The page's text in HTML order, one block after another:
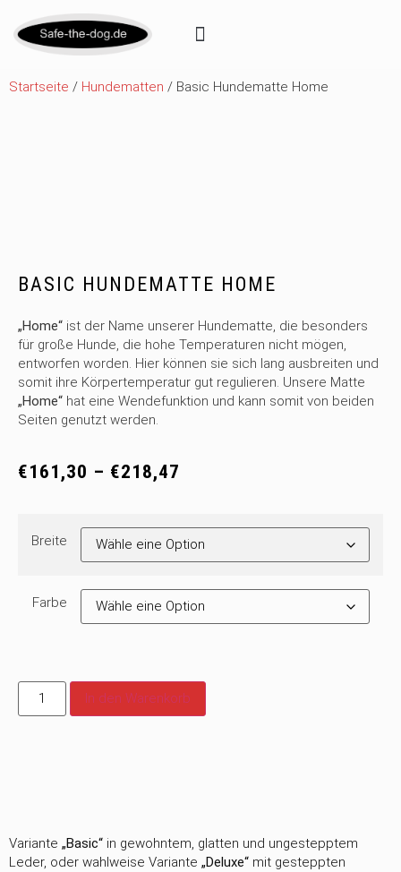
Startseite / Hundematten / Basic Hundematte Home
BASIC HUNDEMATTE HOME
„Home“ ist der Name unserer Hundematte, die besonders
für große Hunde, die hohe Temperaturen nicht mögen,
entworfen worden. Hier können sie sich lang ausbreiten und
somit ihre Körpertemperatur gut regulieren. Unsere Matte
„Home“ hat eine Wendefunktion und kann somit von beiden
Seiten genutzt werden.
€161,30 – €218,47
Breite
Farbe
In den Warenkorb
Variante „Basic“ in gewohntem, glatten und ungestepptem
Leder, oder wahlweise Variante „Deluxe“ mit gesteppten